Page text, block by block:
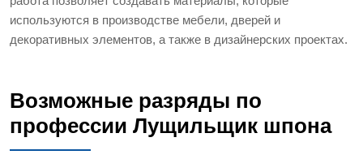
используются в производстве мебели, дверей и
декоративных элементов, а также в дизайнерских проектах.
Возможные разряды по
профессии Лущильщик шпона